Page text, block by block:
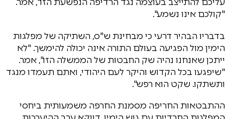
"קולכם אינו נשמע".
בדבריו הבהיר דרעי כי מבחינת ש"ס, השתיקה של מפלגות
הימין מול הפגיעה בעולם התורה אינה יכולה להימשך. "לא
ייתכן שאנחנו נהיה שק החבטות של הממשלה הזו", אמר.
"שיפגעו בכל הקדוש והיקר לעם היהודי, ואתם תעמדו מנגד
ותשתקו. שקט הוא רפש".
ההתבטאות החריפה מסמנת החרפה משמעותית ביחסי